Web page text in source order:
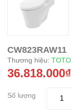
CW823RAW11
Thương hiệu: TOTO
36.818.000₫
Số lượng